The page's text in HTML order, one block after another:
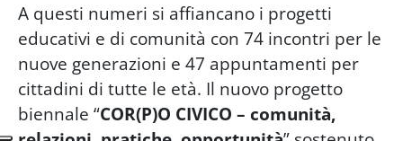
A questi numeri si affiancano i progetti
educativi e di comunità con 74 incontri per le
nuove generazioni e 47 appuntamenti per
cittadini di tutte le età. Il nuovo progetto
biennale “COR(P)O CIVICO – comunità,